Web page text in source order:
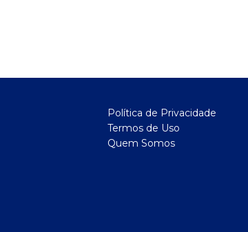
Política de Privacidade
Termos de Uso
Quem Somos